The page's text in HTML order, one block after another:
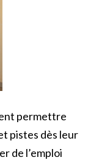
permettre
pistes dès leur
de l’emploi